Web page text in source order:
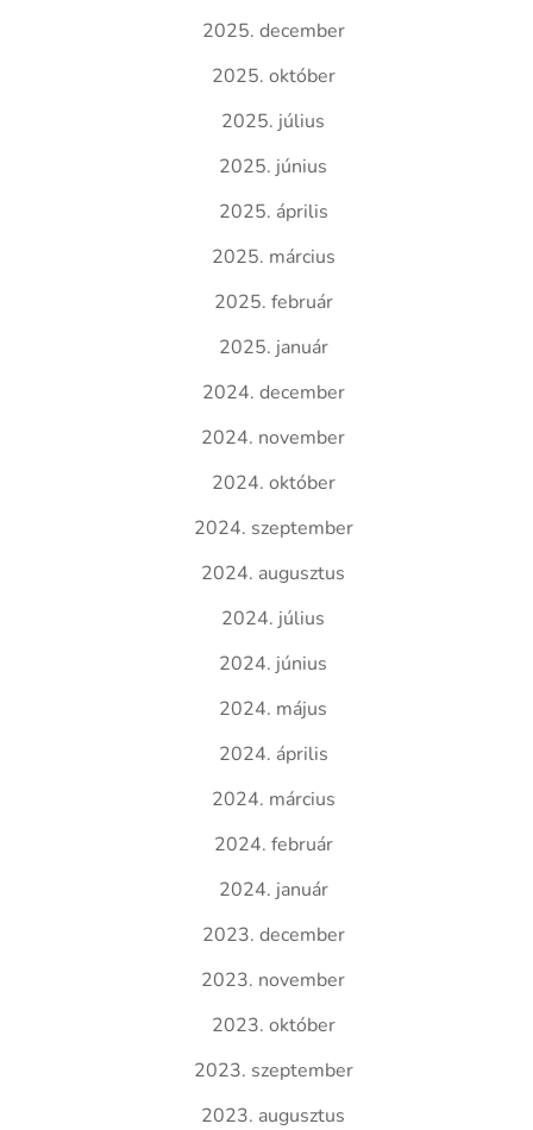
2025. december
2025. október
2025. július
2025. június
2025. április
2025. március
2025. február
2025. január
2024. december
2024. november
2024. október
2024. szeptember
2024. augusztus
2024. július
2024. június
2024. május
2024. április
2024. március
2024. február
2024. január
2023. december
2023. november
2023. október
2023. szeptember
2023. augusztus